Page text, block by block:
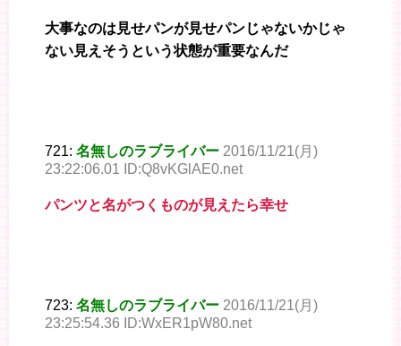
大事なのは見せパンが見せパンじゃないかじゃ
ない見えそうという状態が重要なんだ
721: 名無しのラブライバー 2016/11/21(月)
23:22:06.01 ID:Q8vKGlAE0.net
パンツと名がつくものが見えたら幸せ
723: 名無しのラブライバー 2016/11/21(月)
23:25:54.36 ID:WxER1pW80.net